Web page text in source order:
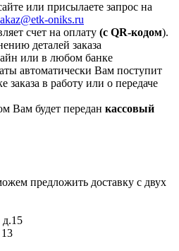
или присылаете запрос на
oniks.ru
счет на оплату (с QR-кодом).
деталей заказа
или в любом банке
автоматически Вам поступит
заказа в работу или о передаче
Вам будет передан кассовый
предложить доставку с двух
д.15